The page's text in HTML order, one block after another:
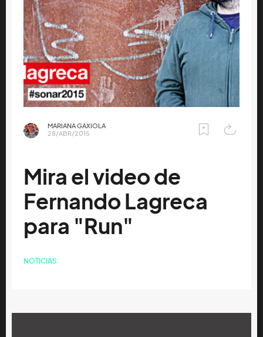
MARIANA GAXIOLA
28/ABR/2015
Mira el video de
Fernando Lagreca
para "Run"
NOTICIAS